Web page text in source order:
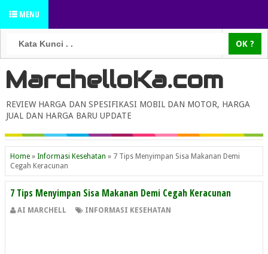
MENU
MarchelloKa.com
REVIEW HARGA DAN SPESIFIKASI MOBIL DAN MOTOR, HARGA
JUAL DAN HARGA BARU UPDATE
Home » Informasi Kesehatan » 7 Tips Menyimpan Sisa Makanan Demi
Cegah Keracunan
7 Tips Menyimpan Sisa Makanan Demi Cegah Keracunan
AI MARCHELL INFORMASI KESEHATAN